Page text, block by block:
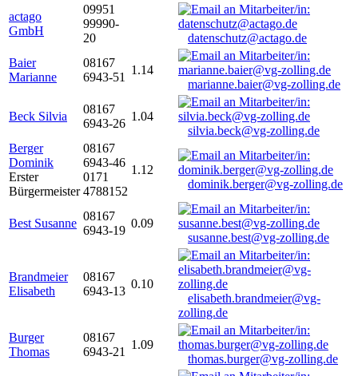
actago
GmbH
09951
99990-
20
datenschutz@actago.de
Baier
Marianne
08167
6943-51
1.14
marianne.baier@vg-zolling.de
Beck Silvia
08167
6943-26
1.04
silvia.beck@vg-zolling.de
Berger
Dominik
Erster
Bürgermeister
08167
6943-46
0171
4788152
1.12
dominik.berger@vg-zolling.de
Best Susanne
08167
6943-19
0.09
susanne.best@vg-zolling.de
Brandmeier
Elisabeth
08167
6943-13
0.10
elisabeth.brandmeier@vg-
zolling.de
Burger
Thomas
08167
6943-21
1.09
thomas.burger@vg-zolling.de